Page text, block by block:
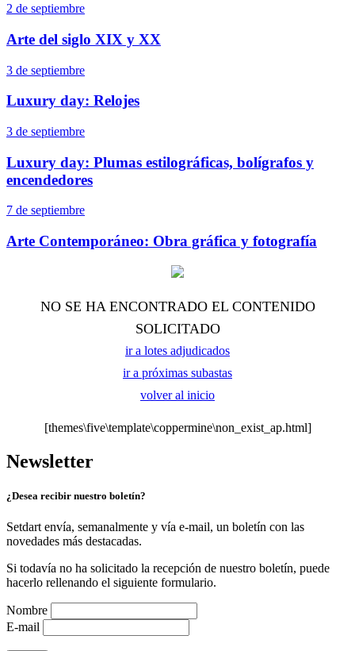
2 de septiembre
Arte del siglo XIX y XX
3 de septiembre
Luxury day: Relojes
3 de septiembre
Luxury day: Plumas estilográficas, bolígrafos y
encendedores
7 de septiembre
Arte Contemporáneo: Obra gráfica y fotografía
NO SE HA ENCONTRADO EL CONTENIDO
SOLICITADO
ir a lotes adjudicados
ir a próximas subastas
volver al inicio
[themes\five\template\coppermine\non_exist_ap.html]
Newsletter
¿Desea recibir nuestro boletín?
Setdart envía, semanalmente y vía e-mail, un boletín con las
novedades más destacadas.
Si todavía no ha solicitado la recepción de nuestro boletín, puede
hacerlo rellenando el siguiente formulario.
Nombre
E-mail